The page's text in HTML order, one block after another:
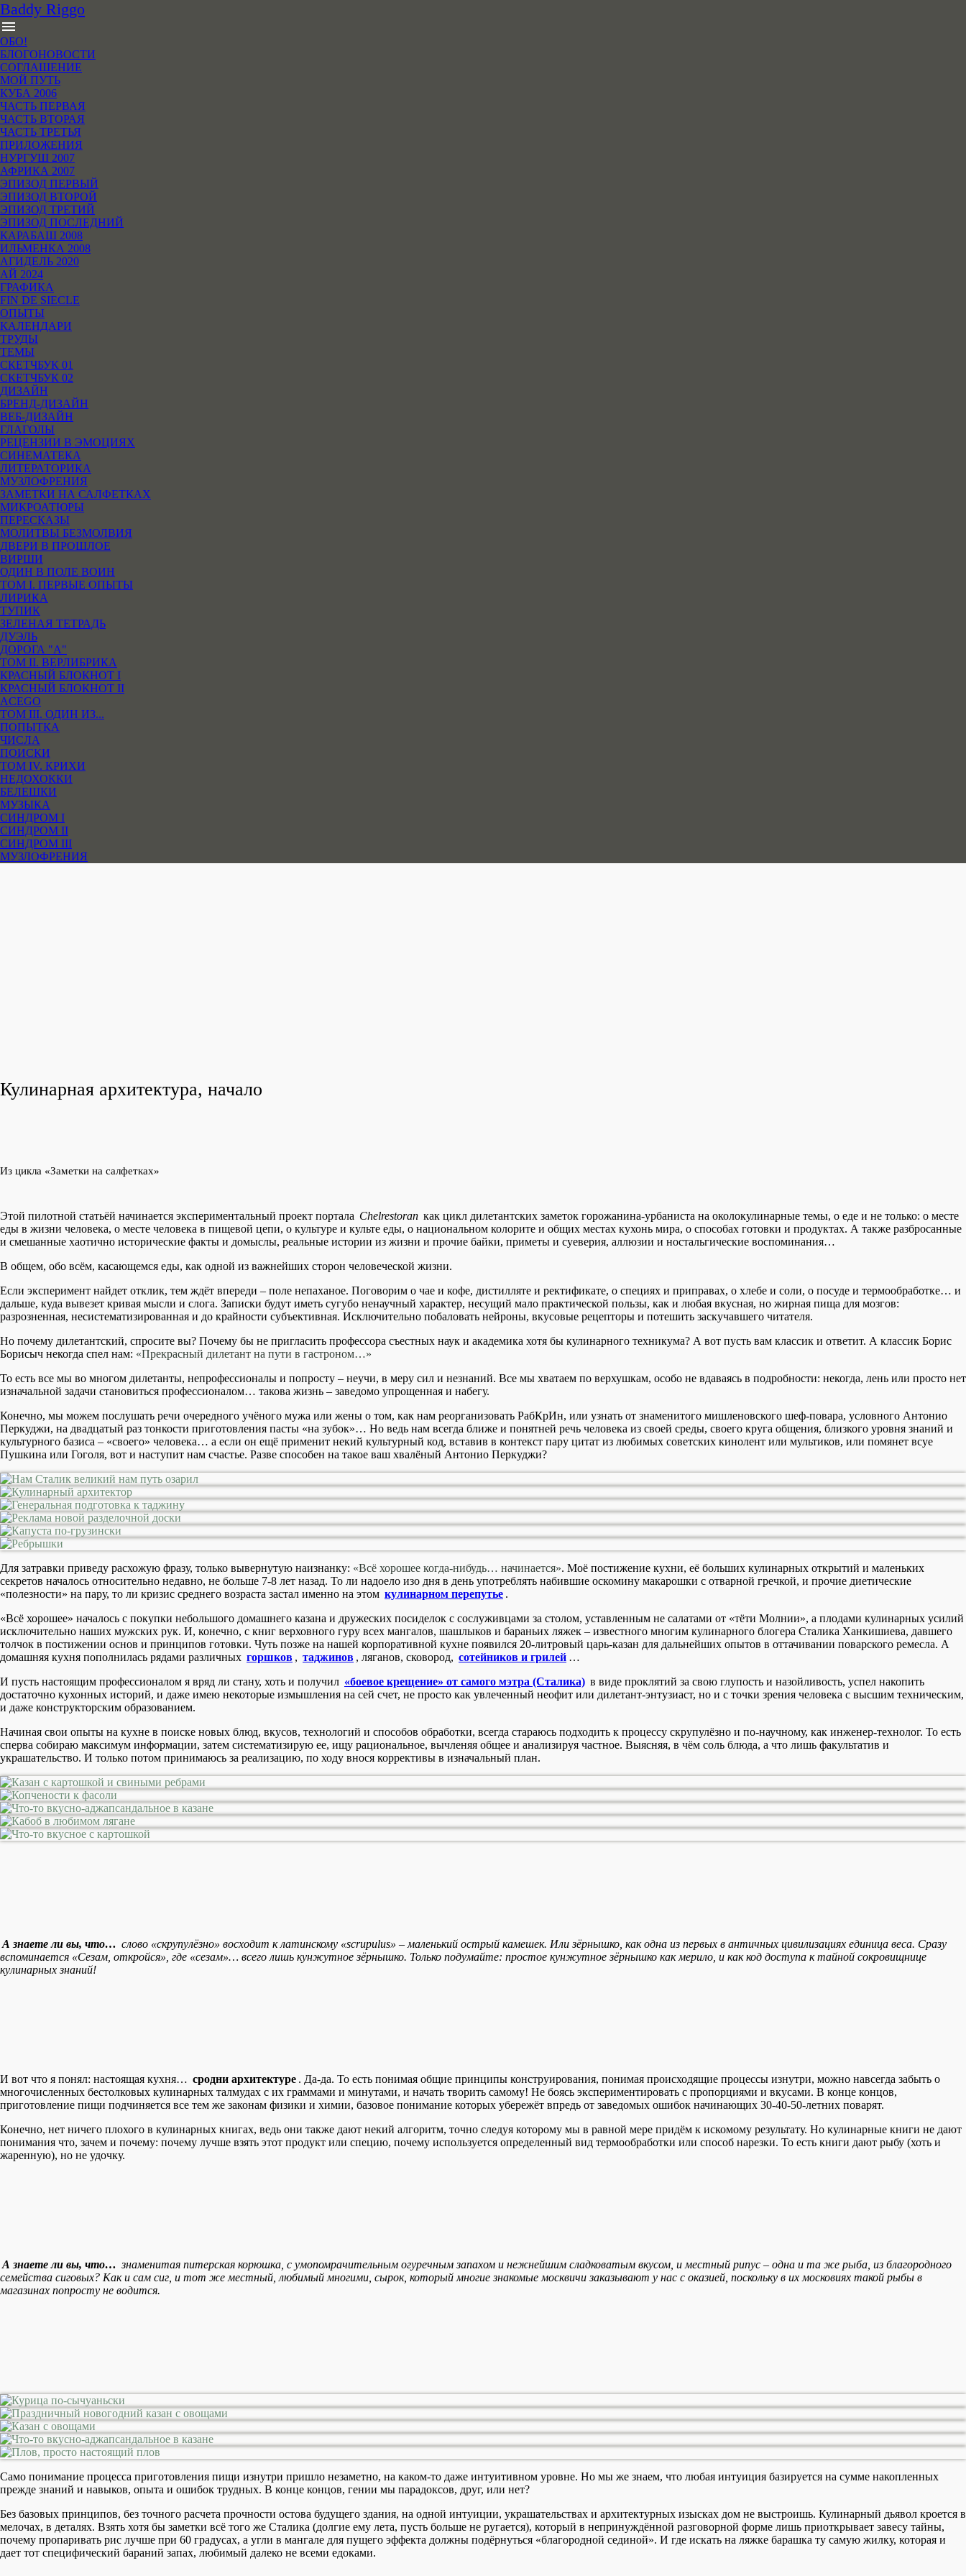
Baddy Riggo
menu
ОБО!
БЛОГОНОВОСТИ
СОГЛАШЕНИЕ
МОЙ ПУТЬ
КУБА 2006
ЧАСТЬ ПЕРВАЯ
ЧАСТЬ ВТОРАЯ
ЧАСТЬ ТРЕТЬЯ
ПРИЛОЖЕНИЯ
НУРГУШ 2007
АФРИКА 2007
ЭПИЗОД ПЕРВЫЙ
ЭПИЗОД ВТОРОЙ
ЭПИЗОД ТРЕТИЙ
ЭПИЗОД ПОСЛЕДНИЙ
КАРАБАШ 2008
ИЛЬМЕНКА 2008
АГИДЕЛЬ 2020
АЙ 2024
ГРАФИКА
FIN DE SIECLE
ОПЫТЫ
КАЛЕНДАРИ
ТРУДЫ
ТЕМЫ
СКЕТЧБУК 01
СКЕТЧБУК 02
ДИЗАЙН
БРЕНД-ДИЗАЙН
ВЕБ-ДИЗАЙН
ГЛАГОЛЫ
РЕЦЕНЗИИ В ЭМОЦИЯХ
СИНЕМАТЕКА
ЛИТЕРАТОРИКА
МУЗЛОФРЕНИЯ
ЗАМЕТКИ НА САЛФЕТКАХ
МИКРОАТЮРЫ
ПЕРЕСКАЗЫ
МОЛИТВЫ БЕЗМОЛВИЯ
ДВЕРИ В ПРОШЛОЕ
ВИРШИ
ОДИН В ПОЛЕ ВОИН
ТОМ I. ПЕРВЫЕ ОПЫТЫ
ЛИРИКА
ТУПИК
ЗЕЛЕНАЯ ТЕТРАДЬ
ДУЭЛЬ
ДОРОГА "А"
ТОМ II. ВЕРЛИБРИКА
КРАСНЫЙ БЛОКНОТ I
КРАСНЫЙ БЛОКНОТ II
ACEGO
ТОМ III. ОДИН ИЗ...
ПОПЫТКА
ЧИСЛА
ПОИСКИ
ТОМ IV. КРИХИ
НЕДОХОККИ
БЕЛЕШКИ
МУЗЫКА
СИНДРОМ I
СИНДРОМ II
СИНДРОМ III
МУЗЛОФРЕНИЯ
Кулинарная архитектура, начало
Из цикла «Заметки на салфетках»
Этой пилотной статьёй начинается экспериментальный проект портала Chelrestoran как цикл дилетантских заметок горожанина-урбаниста на околокулинарные темы, о еде и не только: о месте
еды в жизни человека, о месте человека в пищевой цепи, о культуре и культе еды, о национальном колорите и общих местах кухонь мира, о способах готовки и продуктах. А также разбросанные
и смешанные хаотично исторические факты и домыслы, реальные истории из жизни и прочие байки, приметы и суеверия, аллюзии и ностальгические воспоминания…
В общем, обо всём, касающемся еды, как одной из важнейших сторон человеческой жизни.
Если эксперимент найдет отклик, тем ждёт впереди – поле непаханое. Поговорим о чае и кофе, дистилляте и ректификате, о специях и приправах, о хлебе и соли, о посуде и термообработке… и
дальше, куда вывезет кривая мысли и слога. Записки будут иметь сугубо ненаучный характер, несущий мало практической пользы, как и любая вкусная, но жирная пища для мозгов:
разрозненная, несистематизированная и до крайности субъективная. Исключительно побаловать нейроны, вкусовые рецепторы и потешить заскучавшего читателя.
Но почему дилетантский, спросите вы? Почему бы не пригласить профессора съестных наук и академика хотя бы кулинарного техникума? А вот пусть вам классик и ответит. А классик Борис
Борисыч некогда спел нам: «Прекрасный дилетант на пути в гастроном…»
То есть все мы во многом дилетанты, непрофессионалы и попросту – неучи, в меру сил и незнаний. Все мы хватаем по верхушкам, особо не вдаваясь в подробности: некогда, лень или просто нет
изначальной задачи становиться профессионалом… такова жизнь – заведомо упрощенная и набегу.
Конечно, мы можем послушать речи очередного учёного мужа или жены о том, как нам реорганизовать РабКрИн, или узнать от знаменитого мишленовского шеф-повара, условного Антонио
Перкуджи, на двадцатый раз тонкости приготовления пасты «на зубок»… Но ведь нам всегда ближе и понятней речь человека из своей среды, своего круга общения, близкого уровня знаний и
культурного базиса – «своего» человека… а если он ещё применит некий культурный код, вставив в контекст пару цитат из любимых советских кинолент или мультиков, или помянет всуе
Пушкина или Гоголя, вот и наступит нам счастье. Разве способен на такое ваш хвалёный Антонио Перкуджи?
Для затравки приведу расхожую фразу, только вывернутую наизнанку: «Всё хорошее когда-нибудь… начинается». Моё постижение кухни, её больших кулинарных открытий и маленьких
секретов началось относительно недавно, не больше 7-8 лет назад. То ли надоело изо дня в день употреблять набившие оскомину макарошки с отварной гречкой, и прочие диетические
«полезности» на пару, то ли кризис среднего возраста застал именно на этом кулинарном перепутье .
«Всё хорошее» началось с покупки небольшого домашнего казана и дружеских посиделок с сослуживцами за столом, уставленным не салатами от «тёти Молнии», а плодами кулинарных усилий
исключительно наших мужских рук. И, конечно, с книг верховного гуру всех мангалов, шашлыков и бараньих ляжек – известного многим кулинарного блогера Сталика Ханкишиева, давшего
толчок в постижении основ и принципов готовки. Чуть позже на нашей корпоративной кухне появился 20-литровый царь-казан для дальнейших опытов в оттачивании поварского ремесла. А
домашняя кухня пополнилась рядами различных горшков , таджинов , ляганов, сковород, сотейников и грилей …
И пусть настоящим профессионалом я вряд ли стану, хоть и получил «боевое крещение» от самого мэтра (Сталика) в виде проклятий за свою глупость и назойливость, успел накопить
достаточно кухонных историй, и даже имею некоторые измышления на сей счет, не просто как увлеченный неофит или дилетант-энтузиаст, но и с точки зрения человека с высшим техническим,
и даже конструкторским образованием.
Начиная свои опыты на кухне в поиске новых блюд, вкусов, технологий и способов обработки, всегда стараюсь подходить к процессу скрупулёзно и по-научному, как инженер-технолог. То есть
сперва собираю максимум информации, затем систематизирую ее, ищу рациональное, вычленяя общее и анализируя частное. Выясняя, в чём соль блюда, а что лишь факультатив и
украшательство. И только потом принимаюсь за реализацию, по ходу внося коррективы в изначальный план.
А знаете ли вы, что… слово «скрупулёзно» восходит к латинскому «scrupulus» – маленький острый камешек. Или зёрнышко, как одна из первых в античных цивилизациях единица веса. Сразу
вспоминается «Сезам, откройся», где «сезам»… всего лишь кунжутное зёрнышко. Только подумайте: простое кунжутное зёрнышко как мерило, и как код доступа к тайной сокровищнице
кулинарных знаний!
И вот что я понял: настоящая кухня… сродни архитектуре . Да-да. То есть понимая общие принципы конструирования, понимая происходящие процессы изнутри, можно навсегда забыть о
многочисленных бестолковых кулинарных талмудах с их граммами и минутами, и начать творить самому! Не боясь экспериментировать с пропорциями и вкусами. В конце концов,
приготовление пищи подчиняется все тем же законам физики и химии, базовое понимание которых убережёт впредь от заведомых ошибок начинающих 30-40-50-летних поварят.
Конечно, нет ничего плохого в кулинарных книгах, ведь они также дают некий алгоритм, точно следуя которому мы в равной мере придём к искомому результату. Но кулинарные книги не дают
понимания что, зачем и почему: почему лучше взять этот продукт или специю, почему используется определенный вид термообработки или способ нарезки. То есть книги дают рыбу (хоть и
жаренную), но не удочку.
А знаете ли вы, что… знаменитая питерская корюшка, с умопомрачительным огуречным запахом и нежнейшим сладковатым вкусом, и местный рипус – одна и та же рыба, из благородного
семейства сиговых? Как и сам сиг, и тот же местный, любимый многими, сырок, который многие знакомые москвичи заказывают у нас с оказией, поскольку в их московиях такой рыбы в
магазинах попросту не водится.
Само понимание процесса приготовления пищи изнутри пришло незаметно, на каком-то даже интуитивном уровне. Но мы же знаем, что любая интуиция базируется на сумме накопленных
прежде знаний и навыков, опыта и ошибок трудных. В конце концов, гении мы парадоксов, друг, или нет?
Без базовых принципов, без точного расчета прочности остова будущего здания, на одной интуиции, украшательствах и архитектурных изысках дом не выстроишь. Кулинарный дьявол кроется в
мелочах, в деталях. Взять хотя бы заметки всё того же Сталика (долгие ему лета, пусть больше не ругается), который в непринуждённой разговорной форме лишь приоткрывает завесу тайны,
почему пропаривать рис лучше при 60 градусах, а угли в мангале для пущего эффекта должны подёрнуться «благородной сединой». И где искать на ляжке барашка ту самую жилку, которая и
дает тот специфический бараний запах, любимый далеко не всеми едоками.